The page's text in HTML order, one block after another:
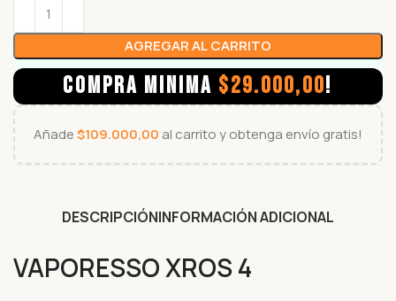
AGREGAR AL CARRITO
COMPRA MINIMA $29.000,00!
Añade$109.000,00 al carrito y obtenga envío gratis!
DESCRIPCIÓNINFORMACIÓN ADICIONAL
VAPORESSO XROS 4